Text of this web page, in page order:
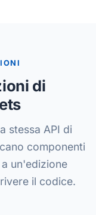
di
stessa API di
componenti
un'edizione
il codice.